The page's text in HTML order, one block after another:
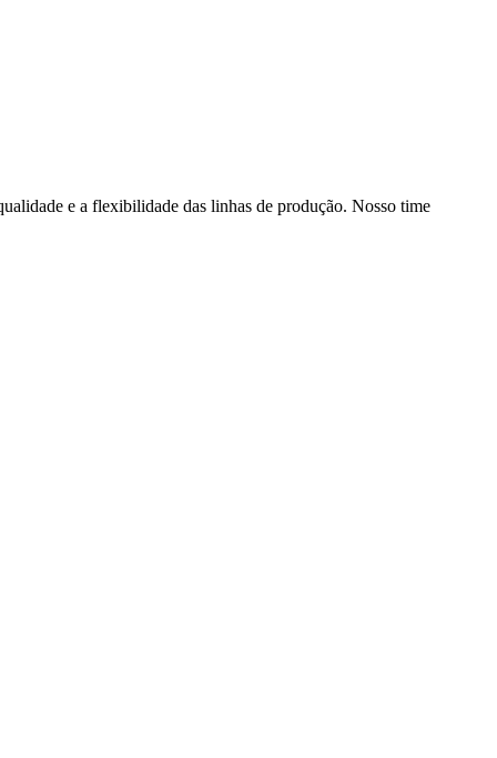
e a flexibilidade das linhas de produção. Nosso time